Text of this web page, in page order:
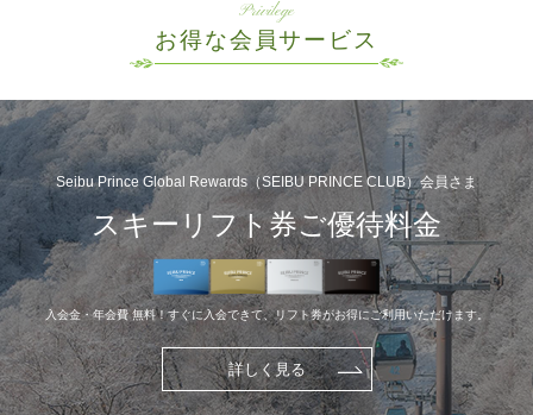
Privilege
お得な会員サービス
Seibu Prince Global Rewards（SEIBU PRINCE CLUB）会員さま
スキーリフト券ご優待料金
入会金・年会費 無料！すぐに入会できて、リフト券がお得にご利用いただけます。
詳しく見る